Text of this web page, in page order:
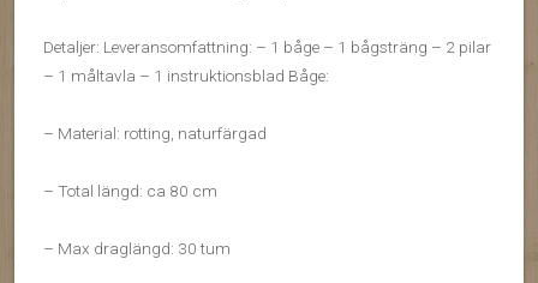
Detaljer: Leveransomfattning: – 1 båge – 1 bågsträng – 2 pilar
– 1 måltavla – 1 instruktionsblad Båge:
– Material: rotting, naturfärgad
– Total längd: ca 80 cm
– Max draglängd: 30 tum